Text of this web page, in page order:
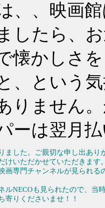
、、映画
したら、
懐かしさ
、という
りません
ーは翌月
ました。ご親切な申し出あ
けいただかせていただきます
画専門チャンネルが見られ
ルNECOも見られたので、当
寄りくださいませ！！